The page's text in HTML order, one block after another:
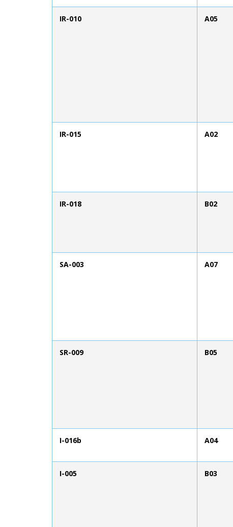
IR-010 A05
IR-015 A02
IR-018 B02
SA-003 A07
SR-009 B05
I-016b A04
I-005 B03